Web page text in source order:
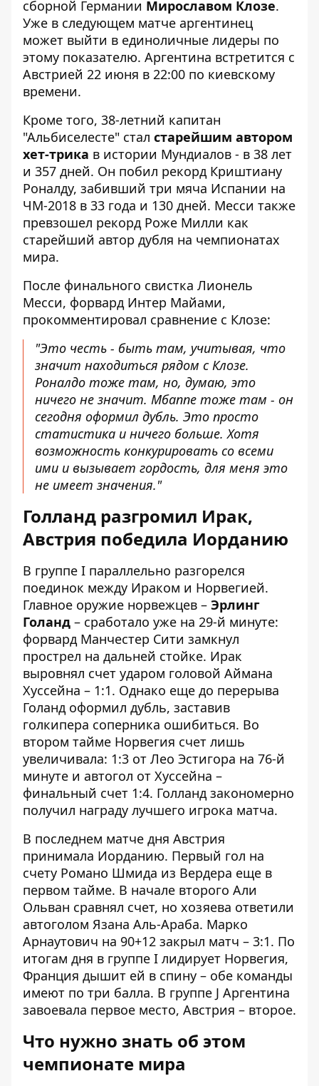
сборной Германии Мирославом Клозе.
Уже в следующем матче аргентинец
может выйти в единоличные лидеры по
этому показателю. Аргентина встретится с
Австрией 22 июня в 22:00 по киевскому
времени.
Кроме того, 38-летний капитан
"Альбиселесте" стал старейшим автором
хет-трика в истории Мундиалов - в 38 лет
и 357 дней. Он побил рекорд Криштиану
Роналду, забивший три мяча Испании на
ЧМ-2018 в 33 года и 130 дней. Месси также
превзошел рекорд Роже Милли как
старейший автор дубля на чемпионатах
мира.
После финального свистка Лионель
Месси, форвард Интер Майами,
прокомментировал сравнение с Клозе:
"Это честь - быть там, учитывая, что
значит находиться рядом с Клозе.
Роналдо тоже там, но, думаю, это
ничего не значит. Мбаппе тоже там - он
сегодня оформил дубль. Это просто
статистика и ничего больше. Хотя
возможность конкурировать со всеми
ими и вызывает гордость, для меня это
не имеет значения."
Голланд разгромил Ирак,
Австрия победила Иорданию
В группе I параллельно разгорелся
поединок между Ираком и Норвегией.
Главное оружие норвежцев – Эрлинг
Голанд – сработало уже на 29-й минуте:
форвард Манчестер Сити замкнул
прострел на дальней стойке. Ирак
выровнял счет ударом головой Аймана
Хуссейна – 1:1. Однако еще до перерыва
Голанд оформил дубль, заставив
голкипера соперника ошибиться. Во
втором тайме Норвегия счет лишь
увеличивала: 1:3 от Лео Эстигора на 76-й
минуте и автогол от Хуссейна –
финальный счет 1:4. Голланд закономерно
получил награду лучшего игрока матча.
В последнем матче дня Австрия
принимала Иорданию. Первый гол на
счету Романо Шмида из Вердера еще в
первом тайме. В начале второго Али
Ольван сравнял счет, но хозяева ответили
автоголом Язана Аль-Араба. Марко
Арнаутович на 90+12 закрыл матч – 3:1. По
итогам дня в группе I лидирует Норвегия,
Франция дышит ей в спину – обе команды
имеют по три балла. В группе J Аргентина
завоевала первое место, Австрия – второе.
Что нужно знать об этом
чемпионате мира